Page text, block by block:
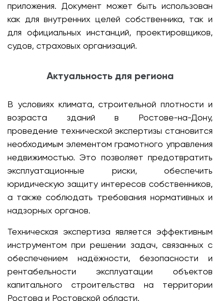
приложения. Документ может быть использован
как для внутренних целей собственника, так и
для официальных инстанций, проектировщиков,
судов, страховых организаций.
Актуальность для региона
В условиях климата, строительной плотности и
возраста зданий в Ростове-на-Дону,
проведение технической экспертизы становится
необходимым элементом грамотного управления
недвижимостью. Это позволяет предотвратить
эксплуатационные риски, обеспечить
юридическую защиту интересов собственников,
а также соблюдать требования нормативных и
надзорных органов.
Техническая экспертиза является эффективным
инструментом при решении задач, связанных с
обеспечением надёжности, безопасности и
рентабельности эксплуатации объектов
капитального строительства на территории
Ростова и Ростовской области.